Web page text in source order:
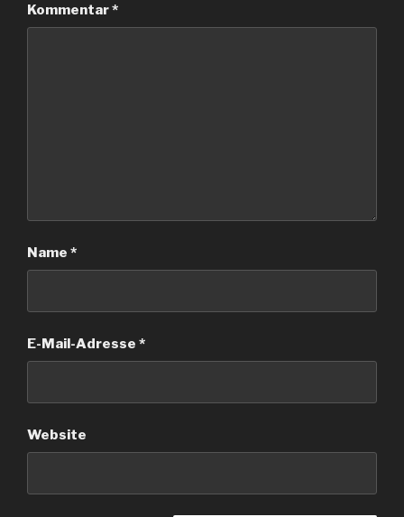
Kommentar*
Name *
E-Mail-Adresse *
Website